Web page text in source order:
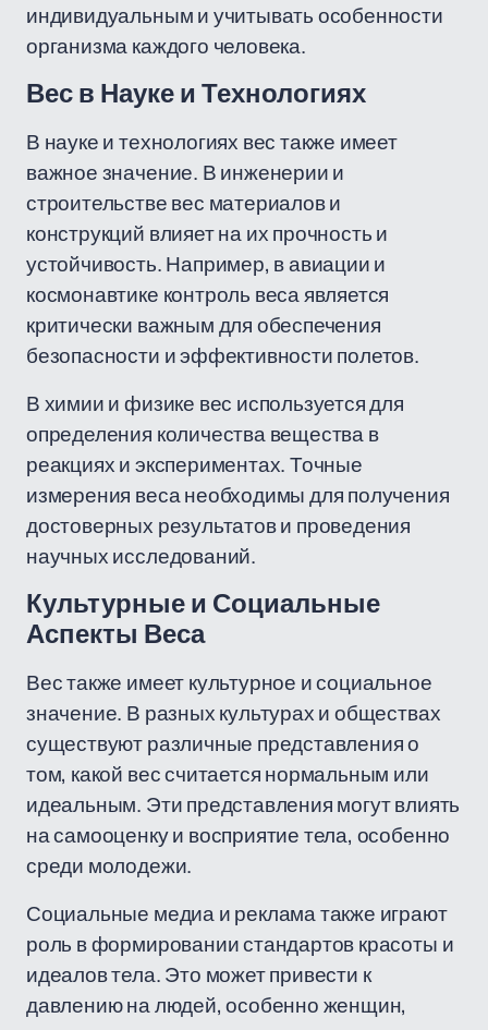
индивидуальным и учитывать особенности
организма каждого человека.
Вес в Науке и Технологиях
В науке и технологиях вес также имеет
важное значение. В инженерии и
строительстве вес материалов и
конструкций влияет на их прочность и
устойчивость. Например, в авиации и
космонавтике контроль веса является
критически важным для обеспечения
безопасности и эффективности полетов.
В химии и физике вес используется для
определения количества вещества в
реакциях и экспериментах. Точные
измерения веса необходимы для получения
достоверных результатов и проведения
научных исследований.
Культурные и Социальные
Аспекты Веса
Вес также имеет культурное и социальное
значение. В разных культурах и обществах
существуют различные представления о
том, какой вес считается нормальным или
идеальным. Эти представления могут влиять
на самооценку и восприятие тела, особенно
среди молодежи.
Социальные медиа и реклама также играют
роль в формировании стандартов красоты и
идеалов тела. Это может привести к
давлению на людей, особенно женщин,